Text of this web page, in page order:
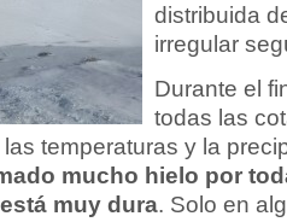
distribuida
irregular
Durante el
todas las
temperaturas y la
mucho hielo por
muy dura. Solo en